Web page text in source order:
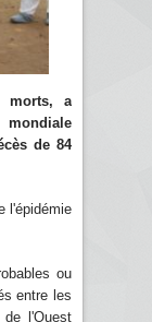
morts, a
mondiale
de 84
l'épidémie
ou
entre les
l'Ouest